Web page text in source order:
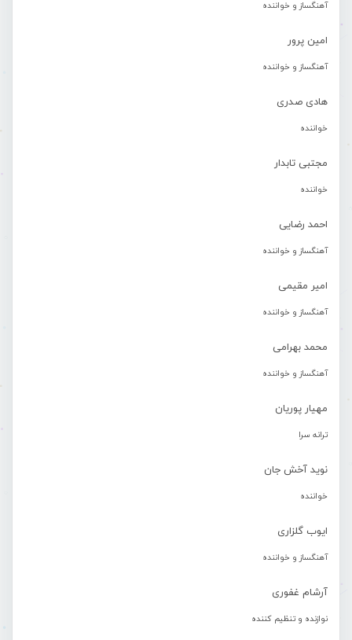
آهنگساز و خواننده
امین پرور
آهنگساز و خواننده
هادی صدری
خواننده
مجتبی تابدار
خواننده
احمد رضایی
آهنگساز و خواننده
امیر مقیمی
آهنگساز و خواننده
محمد بهرامی
آهنگساز و خواننده
مهیار پوریان
ترانه سرا
نوید آخش جان
خواننده
ایوب گلزاری
آهنگساز و خواننده
آرشام غفوری
نوازنده و تنظیم کننده